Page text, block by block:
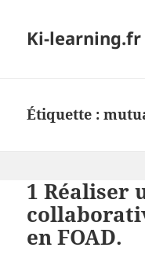
Ki-learning.fr
Étiquette :
1 Réaliser
en FOAD.